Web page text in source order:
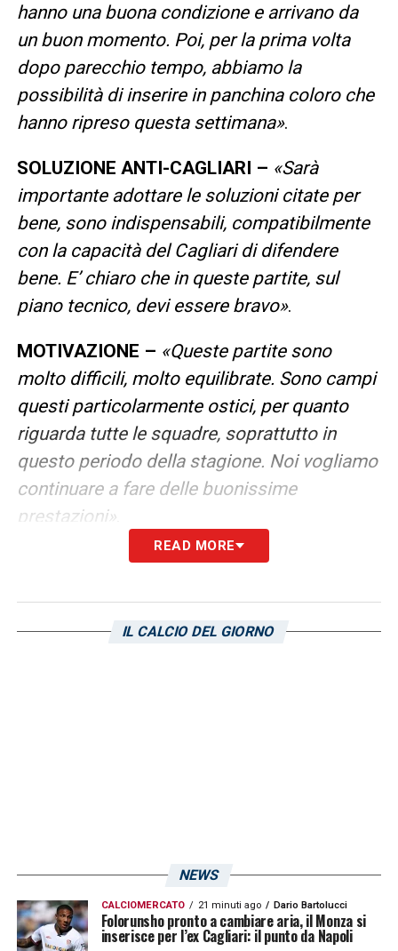
hanno una buona condizione e arrivano da
un buon momento. Poi, per la prima volta
dopo parecchio tempo, abbiamo la
possibilità di inserire in panchina coloro che
hanno ripreso questa settimana».
SOLUZIONE ANTI-CAGLIARI – «Sarà
importante adottare le soluzioni citate per
bene, sono indispensabili, compatibilmente
con la capacità del Cagliari di difendere
bene. E’ chiaro che in queste partite, sul
piano tecnico, devi essere bravo».
MOTIVAZIONE – «Queste partite sono
molto difficili, molto equilibrate. Sono campi
questi particolarmente ostici, per quanto
riguarda tutte le squadre, soprattutto in
questo periodo della stagione. Noi vogliamo
continuare a fare delle buonissime
prestazioni».
LEGGI ANCHE:Pisacane nel pre partita:
preparati. E su Rodriguez…»
READ MORE
IL CALCIO DEL GIORNO
NEWS
CALCIOMERCATO 21 minuti ago Dario Bartolucci
Folorunsho pronto a cambiare aria, il Monza si
inserisce per l’ex Cagliari: il punto da Napoli